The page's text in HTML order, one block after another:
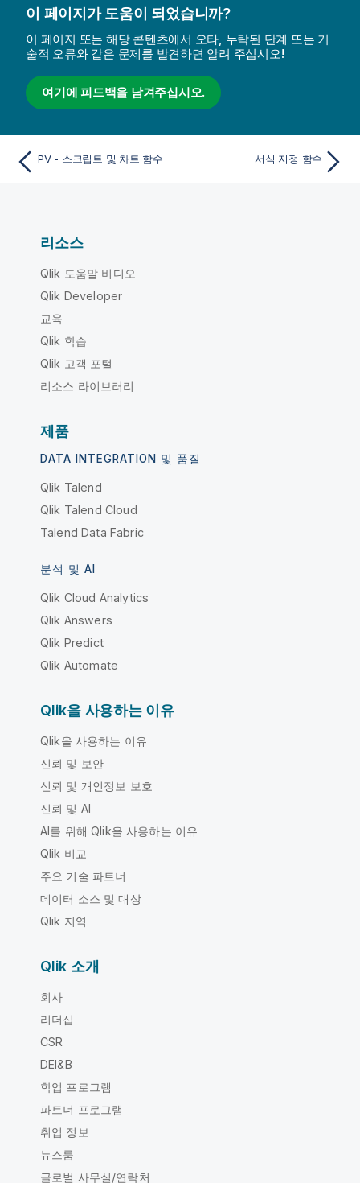
이 페이지가 도움이 되었습니까?
이 페이지 또는 해당 콘텐츠에서 오타, 누락된 단계 또는 기
술적 오류와 같은 문제를 발견하면 알려 주십시오!
여기에 피드백을 남겨주십시오.
PV - 스크립트 및 차트 함수 서식 지정 함수
리소스
Qlik 도움말 비디오
Qlik Developer
교육
Qlik 학습
Qlik 고객 포털
리소스 라이브러리
제품
DATA INTEGRATION 및 품질
Qlik Talend
Qlik Talend Cloud
Talend Data Fabric
분석 및 AI
Qlik Cloud Analytics
Qlik Answers
Qlik Predict
Qlik Automate
Qlik을 사용하는 이유
Qlik을 사용하는 이유
신뢰 및 보안
신뢰 및 개인정보 보호
신뢰 및 AI
AI를 위해 Qlik을 사용하는 이유
Qlik 비교
주요 기술 파트너
데이터 소스 및 대상
Qlik 지역
Qlik 소개
회사
리더십
CSR
DEI&B
학업 프로그램
파트너 프로그램
취업 정보
뉴스룸
글로벌 사무실/연락처